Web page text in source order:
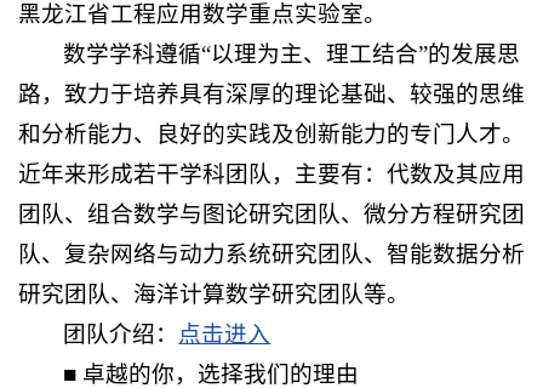
黑龙江省工程应用数学重点实验室。
数学学科遵循“以理为主、理工结合”的发展思
路，致力于培养具有深厚的理论基础、较强的思维
和分析能力、良好的实践及创新能力的专门人才。
近年来形成若干学科团队，主要有：代数及其应用
团队、组合数学与图论研究团队、微分方程研究团
队、复杂网络与动力系统研究团队、智能数据分析
研究团队、海洋计算数学研究团队等。
团队介绍： 点击进入
■ 卓越的你，选择我们的理由